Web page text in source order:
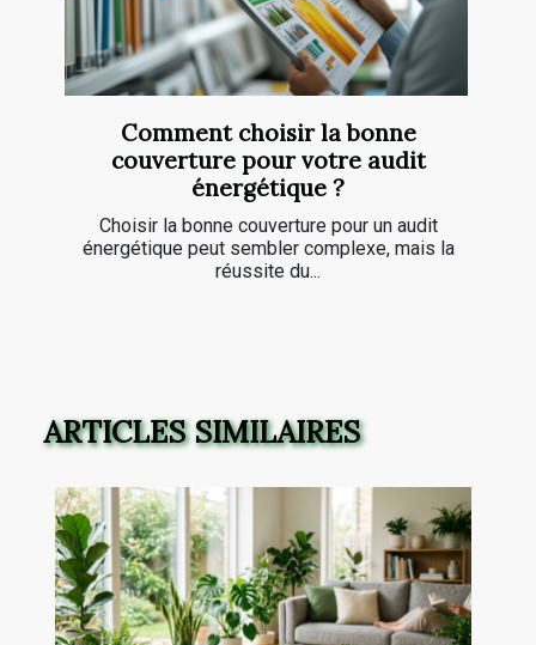
Comment choisir la bonne
couverture pour votre audit
énergétique ?
Choisir la bonne couverture pour un audit
énergétique peut sembler complexe, mais la
réussite du...
ARTICLES SIMILAIRES